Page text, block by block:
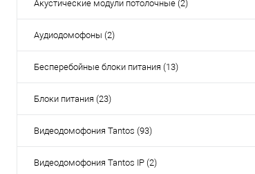
Акустические модули потолочные (2)
Аудиодомофоны (2)
Бесперебойные блоки питания (13)
Блоки питания (23)
Видеодомофония Tantos (93)
Видеодомофония Tantos IP (2)